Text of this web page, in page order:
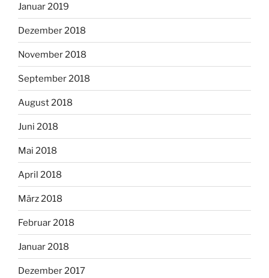
Januar 2019
Dezember 2018
November 2018
September 2018
August 2018
Juni 2018
Mai 2018
April 2018
März 2018
Februar 2018
Januar 2018
Dezember 2017